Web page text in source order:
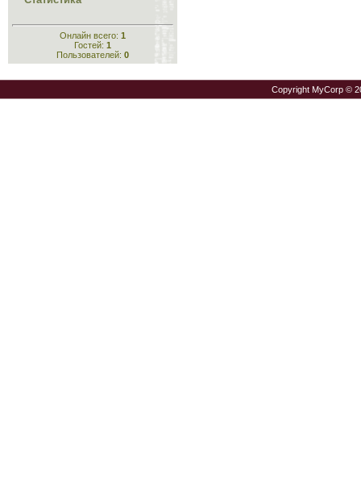
Онлайн всего: 1
Гостей: 1
Пользователей: 0
Copyright MyCorp ©